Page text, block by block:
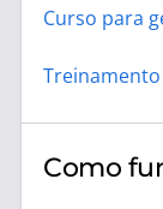
Curso para
Como